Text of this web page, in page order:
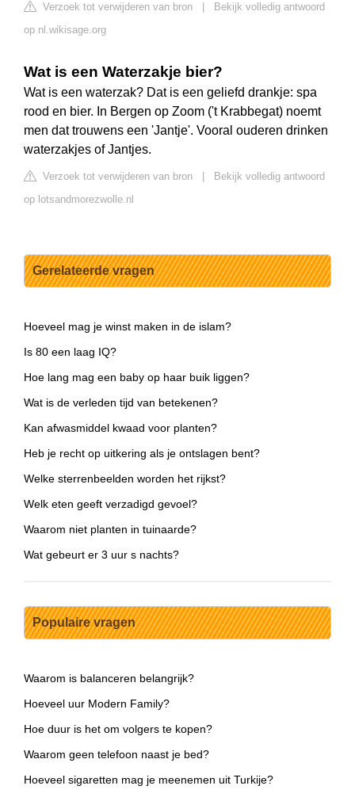
Verzoek tot verwijderen van bron
Bekijk volledig antwoord
op nl.wikisage.org
Wat is een Waterzakje bier?
Wat is een waterzak? Dat is een geliefd drankje: spa
rood en bier. In Bergen op Zoom ('t Krabbegat) noemt
men dat trouwens een 'Jantje'. Vooral ouderen drinken
waterzakjes of Jantjes.
Verzoek tot verwijderen van bron
Bekijk volledig antwoord
op lotsandmorezwolle.nl
Gerelateerde vragen
Hoeveel mag je winst maken in de islam?
Is 80 een laag IQ?
Hoe lang mag een baby op haar buik liggen?
Wat is de verleden tijd van betekenen?
Kan afwasmiddel kwaad voor planten?
Heb je recht op uitkering als je ontslagen bent?
Welke sterrenbeelden worden het rijkst?
Welk eten geeft verzadigd gevoel?
Waarom niet planten in tuinaarde?
Wat gebeurt er 3 uur s nachts?
Populaire vragen
Waarom is balanceren belangrijk?
Hoeveel uur Modern Family?
Hoe duur is het om volgers te kopen?
Waarom geen telefoon naast je bed?
Hoeveel sigaretten mag je meenemen uit Turkije?